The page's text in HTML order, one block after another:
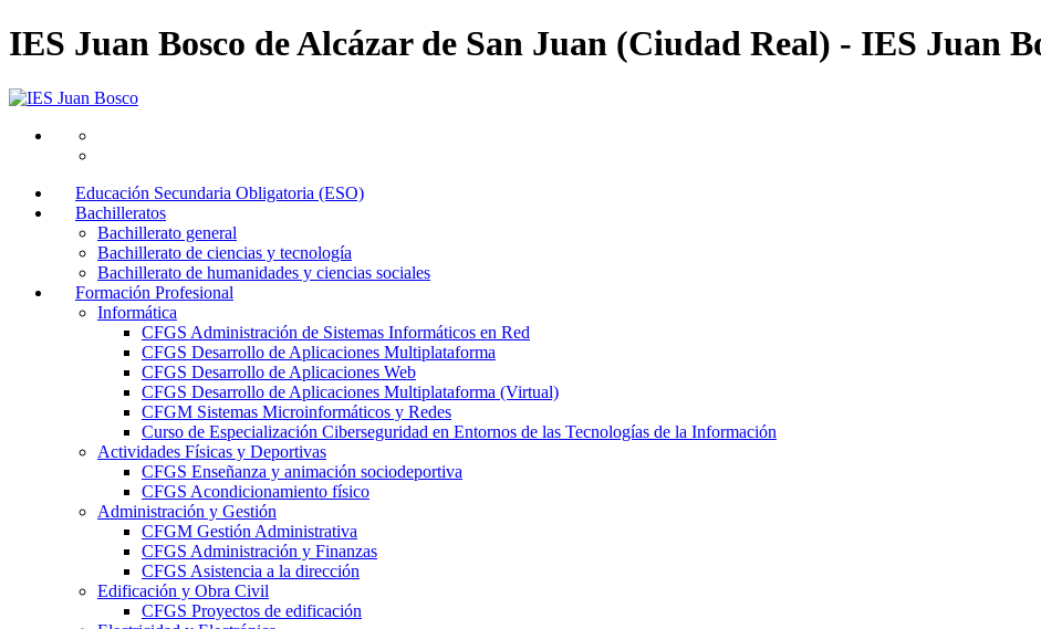
IES Juan Bosco de Alcázar de San Juan (Ciudad Real) - IES Juan
Educación Secundaria Obligatoria (ESO)
Bachilleratos
Bachillerato general
Bachillerato de ciencias y tecnología
Bachillerato de humanidades y ciencias sociales
Formación Profesional
Informática
CFGS Administración de Sistemas Informáticos en Red
CFGS Desarrollo de Aplicaciones Multiplataforma
CFGS Desarrollo de Aplicaciones Web
CFGS Desarrollo de Aplicaciones Multiplataforma (Virtual)
CFGM Sistemas Microinformáticos y Redes
Curso de Especialización Ciberseguridad en Entornos de las Tecnologías de la Información
Actividades Físicas y Deportivas
CFGS Enseñanza y animación sociodeportiva
CFGS Acondicionamiento físico
Administración y Gestión
CFGM Gestión Administrativa
CFGS Administración y Finanzas
CFGS Asistencia a la dirección
Edificación y Obra Civil
CFGS Proyectos de edificación